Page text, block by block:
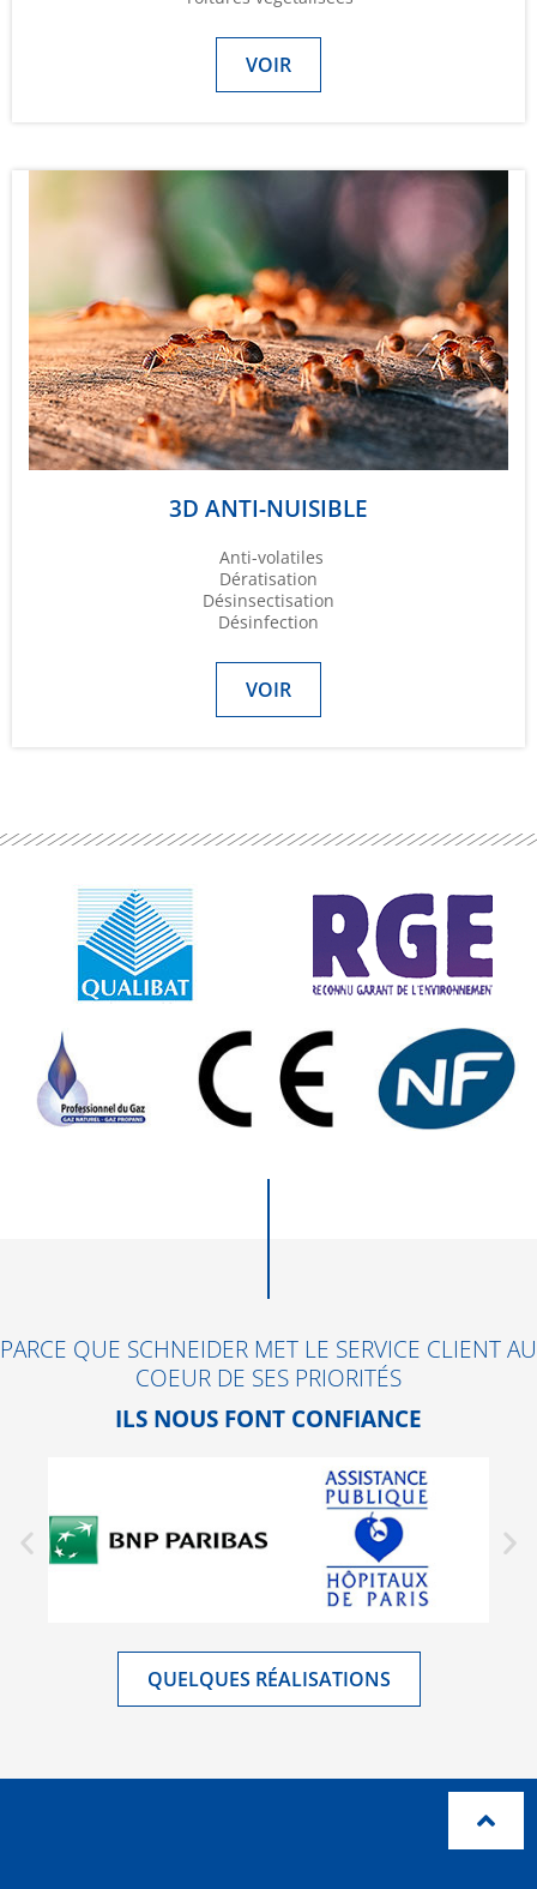
VOIR
3D ANTI-NUISIBLE
Anti-volatiles
Dératisation
Désinsectisation
Désinfection
VOIR
PARCE QUE SCHNEIDER MET LE SERVICE CLIENT AU
COEUR DE SES PRIORITÉS
ILS NOUS FONT CONFIANCE
QUELQUES RÉALISATIONS